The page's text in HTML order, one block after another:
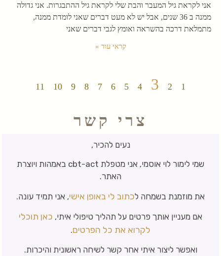
אני לקראת גיל המעבר והבת שלי לקראת גיל ההתבגרות. אני גדולה
ממנה ב 36 שנים, אבל יש לא מעט דברים שאני לומדת ממנה,
מתמלאת דרכה בהשראה ואומץ לגבי דברים שאני
קראי עוד »
1
2
3
4
5
6
7
8
9
10
11
צרי קשר
נעים להכיר,
שמי לימור לוי אוסמי, אני מטפלת cbt-act באמהות ויוצרת
האתר.
את מוזמנת בשמחה לכתוב לי באופן אישי, אני תמיד עונה.
אם מעניין אותך פרטים על תהליך טיפולי איתי, כאן תוכלי
לקרוא את כל הפרטים.
ואפשר ליצור איתי אחר קשר לשיחה ראשונית והיכרות.